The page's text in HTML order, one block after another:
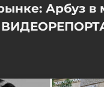
Арбуз в